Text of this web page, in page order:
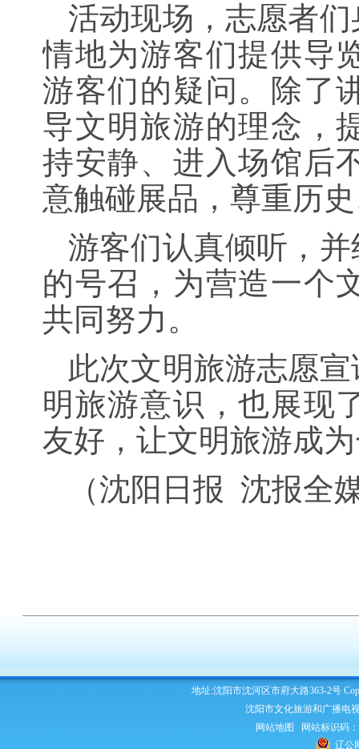
活动现场，志愿者
情地为游客们提供导
游客们的疑问。除了
导文明旅游的理念，
持安静、进入场馆后
意触碰展品，尊重历
游客们认真倾听，
的号召，为营造一个
共同努力。
此次文明旅游志愿
明旅游意识，也展现
友好，让文明旅游成
（沈阳日报 沈报全
地址:沈阳市沈河区市府大路363-2号
沈阳市文化旅游和广播电
网站地图
网站标识码
辽公